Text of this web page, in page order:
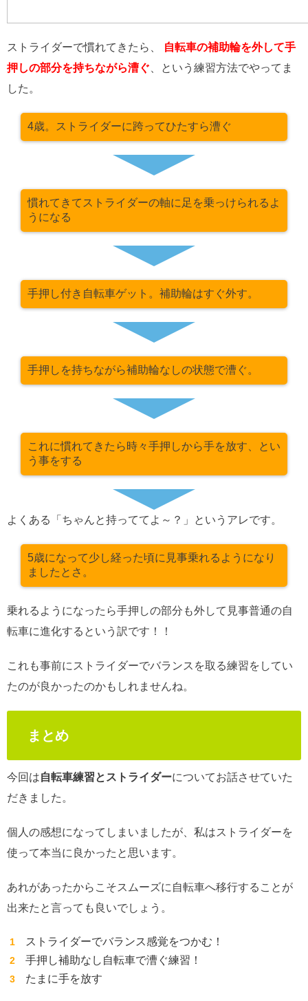
ストライダーで慣れてきたら、
自転車の補助輪を外して手
押しの部分を持ちながら漕ぐ 、という練習方法でやってま
した。
4歳。ストライダーに跨ってひたすら漕ぐ
慣れてきてストライダーの軸に足を乗っけられるよ
うになる
手押し付き自転車ゲット。補助輪はすぐ外す。
手押しを持ちながら補助輪なしの状態で漕ぐ。
これに慣れてきたら時々手押しから手を放す、とい
う事をする
よくある「ちゃんと持っててよ～？」というアレです。
5歳になって少し経った頃に見事乗れるようになり
ましたとさ。
乗れるようになったら手押しの部分も外して見事普通の自
転車に進化するという訳です！！
これも事前にストライダーでバランスを取る練習をしてい
たのが良かったのかもしれませんね。
まとめ
今回は自転車練習とストライダーについてお話させていた
だきました。
個人の感想になってしまいましたが、私はストライダーを
使って本当に良かったと思います。
あれがあったからこそスムーズに自転車へ移行することが
出来たと言っても良いでしょう。
ストライダーでバランス感覚をつかむ！
手押し補助なし自転車で漕ぐ練習！
たまに手を放す